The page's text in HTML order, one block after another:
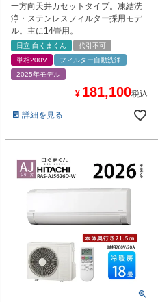
一方向天井カセットタイプ。凍結洗
浄・ステンレスフィルター採用モデ
ル。主に14畳用。
日立 白くまくん
代引不可
単相200V
フィルター自動洗浄
2025年モデル
¥ 181,100税込
詳細を見る